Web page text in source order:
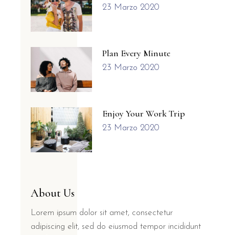
23 Marzo 2020
Plan Every Minute
23 Marzo 2020
Enjoy Your Work Trip
23 Marzo 2020
About Us
Lorem ipsum dolor sit amet, consectetur
adipiscing elit, sed do eiusmod tempor incididunt